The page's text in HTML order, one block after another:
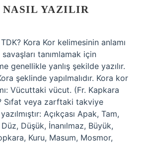
NASIL YAZILIR
TDK? Kora Kor kelimesinin anlamı
tanımlamak için
genellikle yanlış şekilde yazılır.
şeklinde yapılmalıdır. Kora kor
Vücuttaki vücut. (Fr. Kapkara
Sıfat veya zarftaki takviye
Açıkçası Apak, Tam,
Düşük, İnanılmaz, Büyük,
Kuru, Masum, Mosmor,